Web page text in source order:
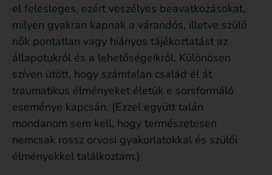
el felesleges, ezért veszélyes beavatkozásokat,
milyen gyakran kapnak a várandós, illetve szülő
nők pontatlan vagy hiányos tájékoztatást az
állapotukról és a lehetőségeikről. Különösen
szíven ütött, hogy számtalan család él át
traumatikus élményeket életük e sorsformáló
eseménye kapcsán. (Ezzel együtt talán
mondanom sem kell, hogy természetesen
nemcsak rossz orvosi gyakorlatokkal és szülői
élményekkel találkoztam.)